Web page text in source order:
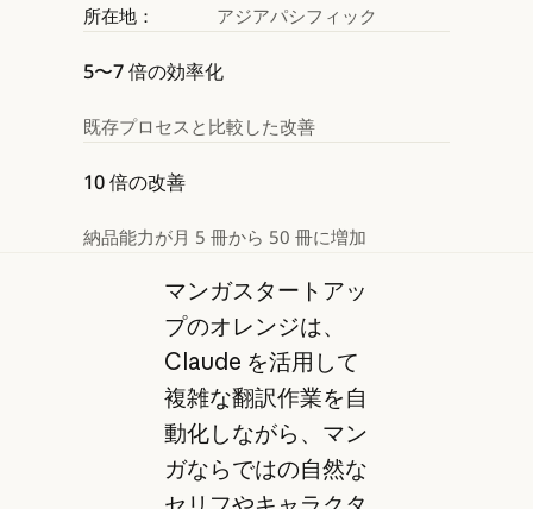
所在地：
アジアパシフィック
5〜7 倍の効率化
既存プロセスと比較した改善
10 倍の改善
納品能力が月 5 冊から 50 冊に増加
マンガスタートアッ
プのオレンジは、
Claude を活用して
複雑な翻訳作業を自
動化しながら、マン
ガならではの自然な